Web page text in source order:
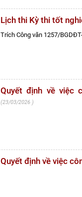
Lịch thi Kỳ thi tốt
Trích Công văn 1257/
Quyết định về việc
23/03/2026
Quyết định về việc